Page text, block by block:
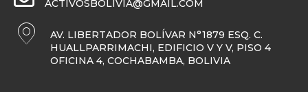
ACTIVOSBOLIVIA@GMAIL.COM
AV. LIBERTADOR BOLÍVAR N°1879 ESQ. C.
HUALLPARRIMACHI, EDIFICIO V Y V, PISO 4
OFICINA 4, COCHABAMBA, BOLIVIA